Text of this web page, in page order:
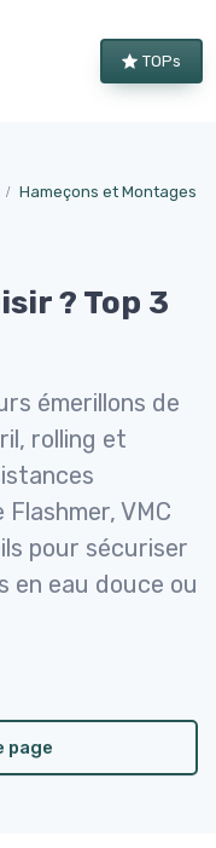
TOPs
Hameçons et Montages
? Top 3
émerillons de
rolling et
VMC
pour sécuriser
en eau douce ou
page